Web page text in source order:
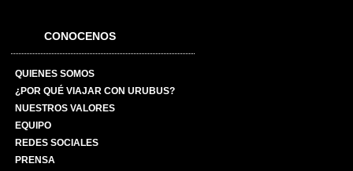
CONOCENOS
QUIENES SOMOS
¿POR QUÉ VIAJAR CON URUBUS?
NUESTROS VALORES
EQUIPO
REDES SOCIALES
PRENSA